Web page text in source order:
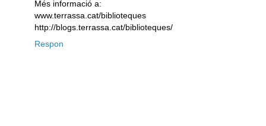
Més informació a:
www.terrassa.cat/biblioteques
http://blogs.terrassa.cat/biblioteques/
Respon